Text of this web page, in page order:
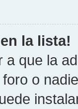
la lista!
a que la
o